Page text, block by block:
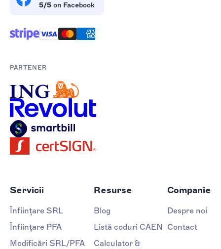
5/5 on Facebook
PARTENER
Servicii
Înființare SRL
Înființare PFA
Modificări SRL/PFA
Resurse
Blog
Listă coduri CAEN
Calculator &
Companie
Despre noi
Contact